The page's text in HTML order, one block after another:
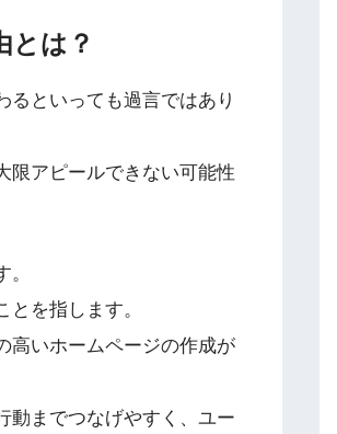
とは？
るといっても過言ではあり
限アピールできない可能性
を指します。
高いホームページの作成が
動までつなげやすく、ユー